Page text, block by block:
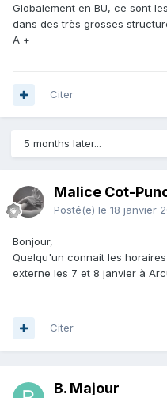
Globalement en BU, ce sont
dans des très grosses
A +
Citer
5 months later...
Malice Cot-
Posté(e) le 18 janvier
Bonjour,
Quelqu'un connait les
externe les 7 et 8 janvier à
Citer
B. Majour